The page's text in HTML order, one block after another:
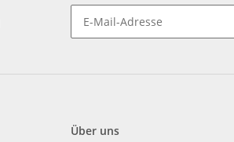
Über uns